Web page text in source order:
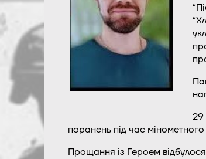
29
поранень під час мінометного
Прощання із Героем